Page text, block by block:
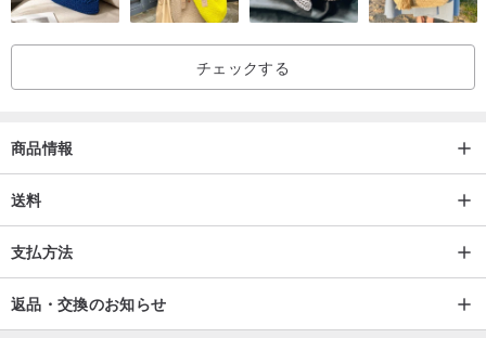
石効果:
に立ち向かうのを助け、人々の心の心配を取り除き、幸せで楽しい
2. 幸福と縁起をもたらす、外敵から身を守る石として知られる
に魅力を与え、気質を向上させます。
チェックする
商品情報
送料
支払方法
返品・交換のお知らせ